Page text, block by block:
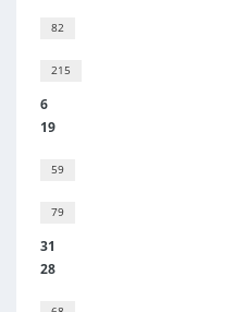
82
215
6
19
59
79
31
28